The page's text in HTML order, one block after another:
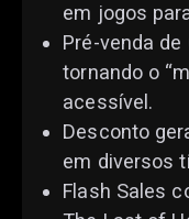
em jogos
Pré-venda
tornando o
acessível.
Desconto
em diversos
Flash Sales